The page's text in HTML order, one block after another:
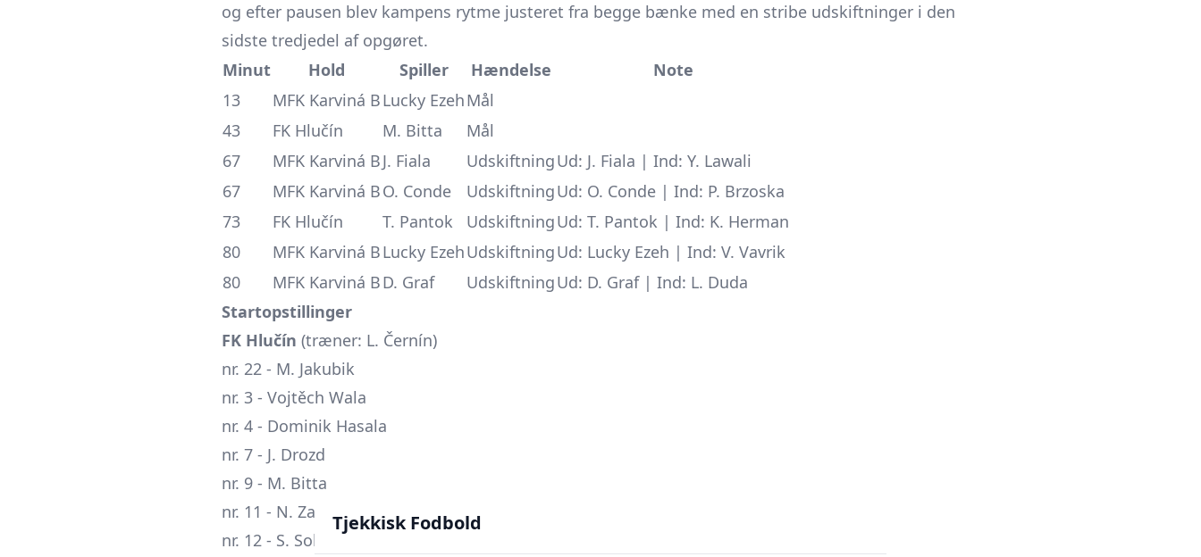
og efter pausen blev kampens rytme justeret fra begge bænke med en stribe udskiftninger i den
sidste tredjedel af opgøret.
Minut
Hold Spiller Hændelse
Note
13
MFK Karviná BLucky EzehMål
43
FK Hlučín M. Bitta
Mål
67
MFK Karviná BJ. Fiala UdskiftningUd: J. Fiala | Ind: Y. Lawali
67
MFK Karviná BO. Conde UdskiftningUd: O. Conde | Ind: P. Brzoska
73
FK Hlučín T. Pantok UdskiftningUd: T. Pantok | Ind: K. Herman
80
MFK Karviná BLucky EzehUdskiftningUd: Lucky Ezeh | Ind: V. Vavrik
80
MFK Karviná BD. Graf UdskiftningUd: D. Graf | Ind: L. Duda
Startopstillinger
FK Hlučín (træner: L. Černín)
nr. 22 - M. Jakubik
nr. 3 - Vojtěch Wala
nr. 4 - Dominik Hasala
nr. 7 - J. Drozd
nr. 9 - M. Bitta
nr. 11 - N. Zavadil
nr. 12 - S. Sobierajewicz
Tjekkisk Fodbold